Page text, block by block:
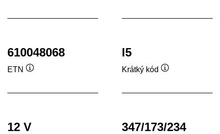
610048068
ETN
I5
Krátký kód
12 V 347/173/234